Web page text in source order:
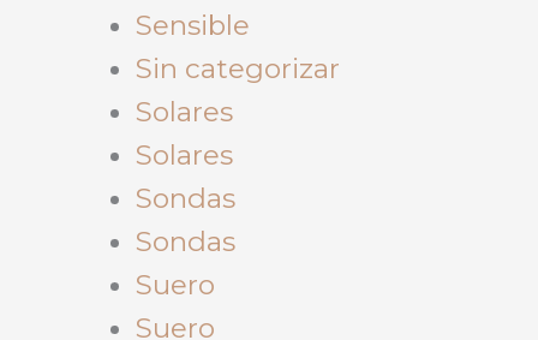
Sensible
Sin categorizar
Solares
Solares
Sondas
Sondas
Suero
Suero